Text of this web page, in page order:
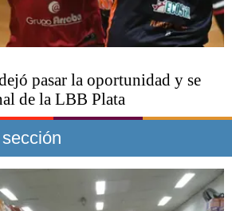
pasar la oportunidad y se
de la LBB Plata